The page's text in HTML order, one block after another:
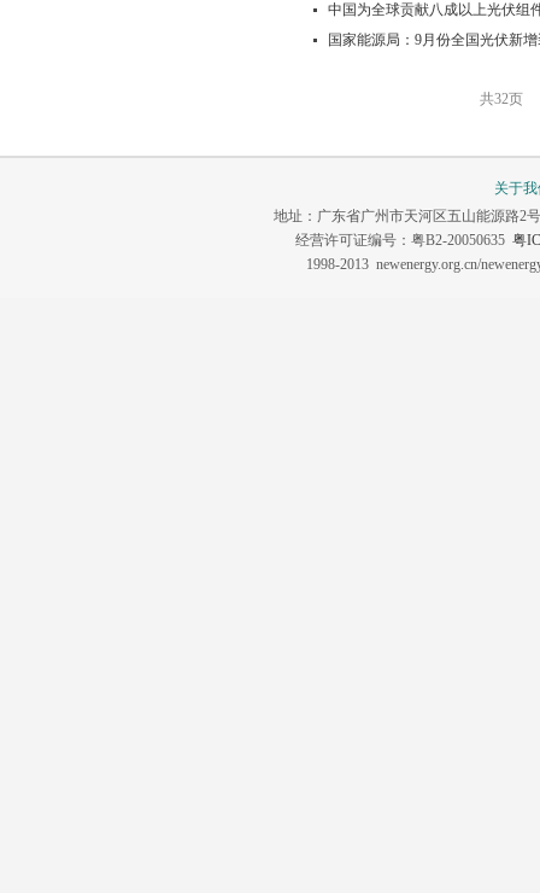
中国为全球贡献八成以上光伏组
国家能源局：9月份全国光伏新增
共32页
关于
地址：广东省广州市天河区五山能源路2
经营许可证编号：粤B2-20050635 粤
1998-2013 newenergy.org.cn/